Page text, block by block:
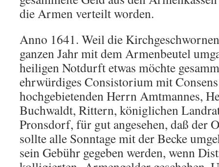
die Armen verteilt worden.
Anno 1641. Weil die
ganzen Jahr mit dem Armenbeutel
heiligen Notdurft etwas möchte
ehrwürdiges Consistorium mit
hochgebietenden Herrn Amtmannes,
Buchwaldt, Rittern, königlichen
Pronsdorf, für gut angesehen, daß der
sollte alle Sonntage mit der Becke
sein Gebühr gegeben werden, wenn